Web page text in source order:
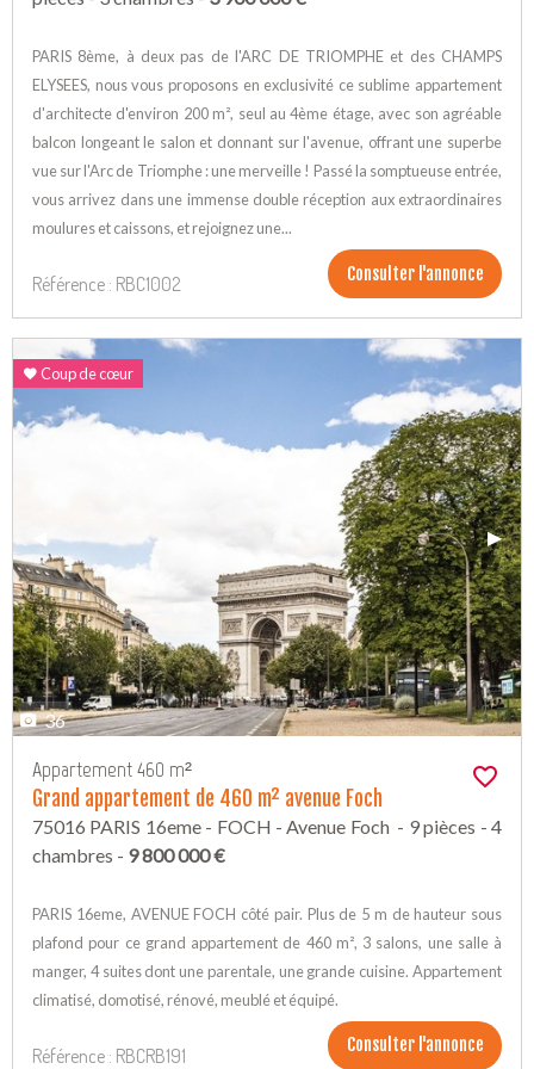
PARIS 8ème, à deux pas de l'ARC DE TRIOMPHE et des CHAMPS
ELYSEES, nous vous proposons en exclusivité ce sublime appartement
d'architecte d'environ 200 m², seul au 4ème étage, avec son agréable
balcon longeant le salon et donnant sur l'avenue, offrant une superbe
vue sur l'Arc de Triomphe : une merveille ! Passé la somptueuse entrée,
vous arrivez dans une immense double réception aux extraordinaires
moulures et caissons, et rejoignez une...
Référence : RBC1002 Consulter l'annonce
Coup de cœur
Previous Slide Next
▶︎
36
Appartement 460 m²
Grand appartement de 460 m² avenue Foch
75016 PARIS 16eme - FOCH - Avenue Foch - 9 pièces - 4
chambres - 9 800 000 €
PARIS 16eme, AVENUE FOCH côté pair. Plus de 5 m de hauteur sous
plafond pour ce grand appartement de 460 m², 3 salons, une salle à
manger, 4 suites dont une parentale, une grande cuisine. Appartement
climatisé, domotisé, rénové, meublé et équipé.
Référence : RBCRB191 Consulter l'annonce